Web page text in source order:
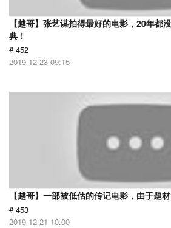
【越哥】张艺谋拍得最好的电影，20年都
典！
# 452
2019-12-23 09:15
【越哥】一部被低估的传记电影，由于题
# 453
2019-12-21 10:00